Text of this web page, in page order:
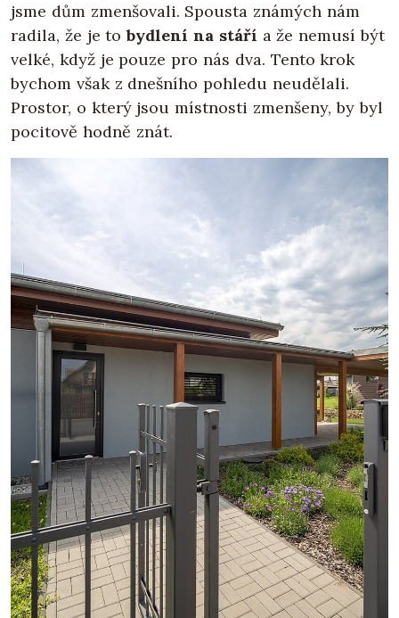
jsme dům zmenšovali. Spousta známých nám
radila, že je tobydlení na stáří a že nemusí být
velké, když je pouze pro nás dva. Tento krok
bychom však z dnešního pohledu neudělali.
Prostor, o který jsou místnosti zmenšeny, by byl
pocitově hodně znát.